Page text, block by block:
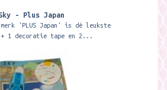
- Plus Japan
'PLUS Japan' is dé leukste
1 decoratie tape en 2...